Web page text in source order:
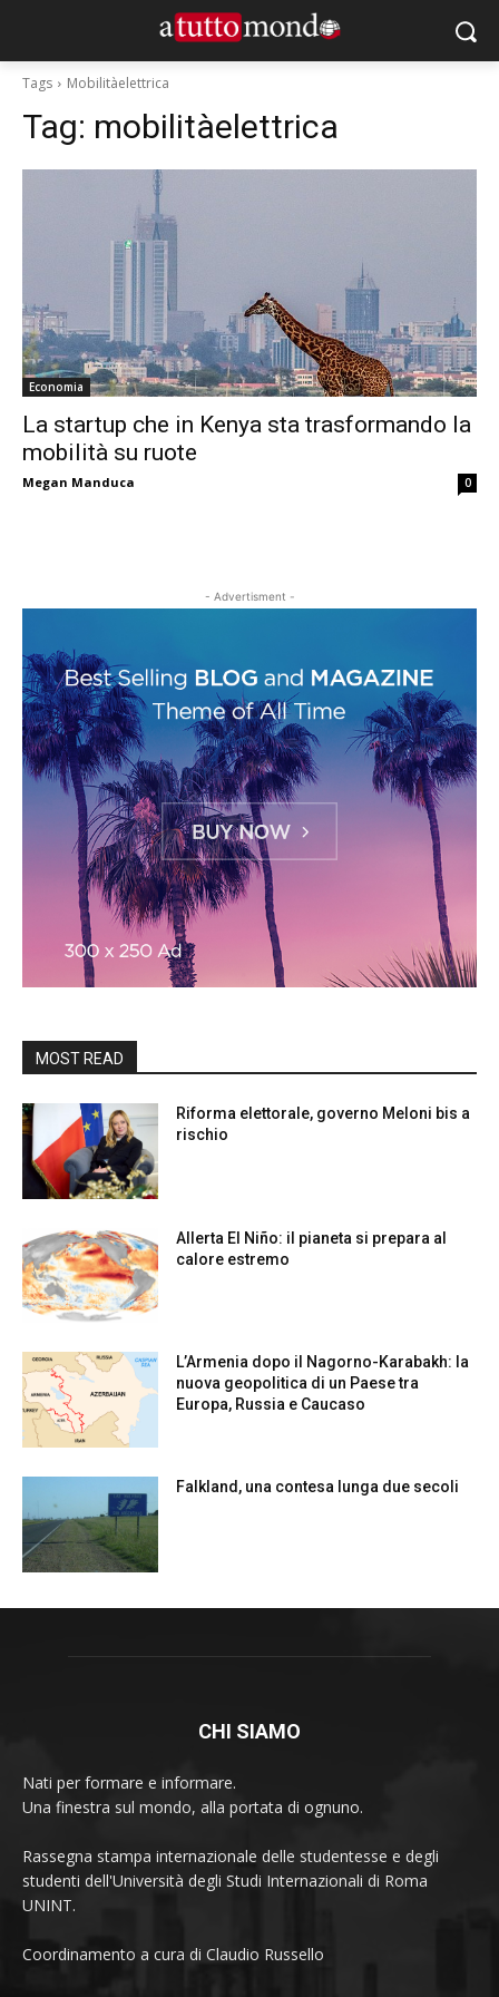
Tags Mobilitàelettrica
Tag: mobilitàelettrica
Economia
La startup che in Kenya sta trasformando la
mobilità su ruote
Megan Manduca 0
- Advertisment -
MOST READ
Riforma elettorale, governo Meloni bis a
rischio
Allerta El Niño: il pianeta si prepara al
calore estremo
L’Armenia dopo il Nagorno-Karabakh: la
nuova geopolitica di un Paese tra
Europa, Russia e Caucaso
Falkland, una contesa lunga due secoli
CHI SIAMO
Nati per formare e informare.
Una finestra sul mondo, alla portata di ognuno.
Rassegna stampa internazionale delle studentesse e degli
studenti dell'Università degli Studi Internazionali di Roma
UNINT.
Coordinamento a cura di Claudio Russello